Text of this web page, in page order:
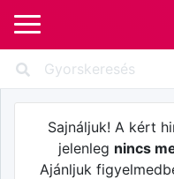
Sajnáljuk! A kért
jelenleg nincs
Ajánljuk